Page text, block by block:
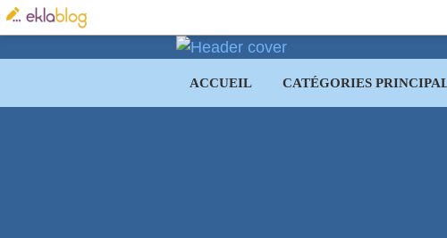
ACCUEIL CATÉGORIES